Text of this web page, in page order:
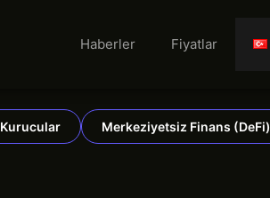
Haberler Fiyatlar
Kurucular Merkeziyetsiz Finans (DeFi)